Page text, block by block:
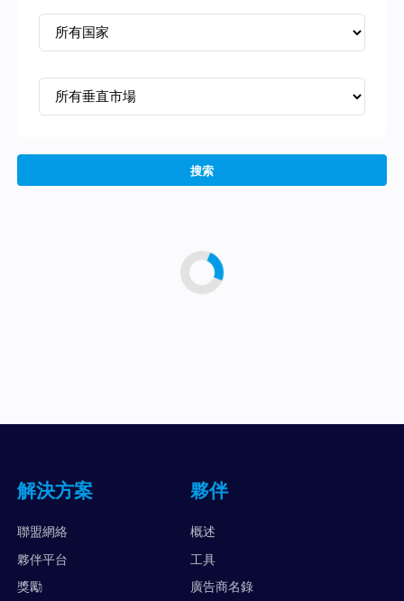
搜索
解決方案
聯盟網絡
夥伴平台
獎勵
夥伴
概述
工具
廣告商名錄